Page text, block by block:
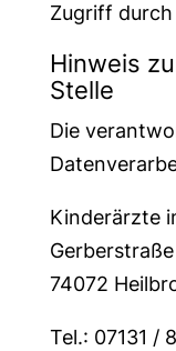
Zugriff
Hinweis
Stelle
Die
Kinderärzte
74072
Tel.: 07131 /